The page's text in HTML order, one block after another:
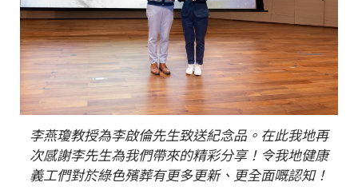
李燕瓊教授為李啟倫先生致送紀念品。在此我地再
次感謝李先生為我們帶來的精彩分享！令我地健康
義工們對於綠色殯葬有更多更新、更全面嘅認知！